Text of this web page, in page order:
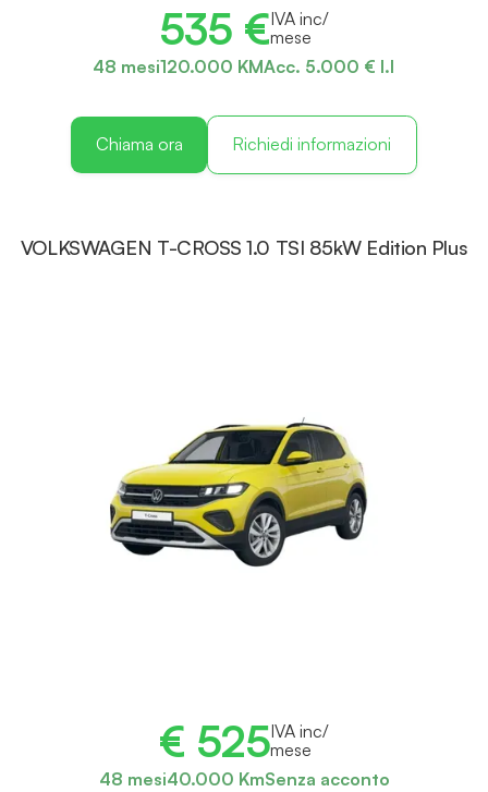
535 €IVA inc/
mese
48 mesi120.000 KMAcc. 5.000 € I.I
Chiama ora Richiedi informazioni
VOLKSWAGEN T-CROSS 1.0 TSI 85kW Edition Plus
€ 525IVA inc/
mese
48 mesi40.000 KmSenza acconto